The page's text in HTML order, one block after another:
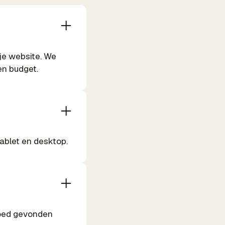
website. We
budget.
en desktop.
gevonden